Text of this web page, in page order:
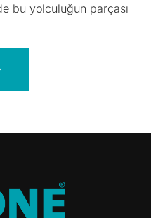
bu yolculuğun parçası